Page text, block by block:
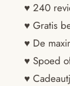
♥ 240
♥ Gratis
♥ De
♥ Spoed
♥